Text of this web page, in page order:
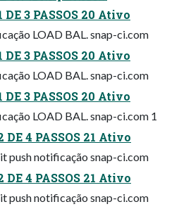
DE 3 PASSOS 20 Ativo
LOAD BAL. snap-ci.com
DE 3 PASSOS 20 Ativo
LOAD BAL. snap-ci.com
DE 3 PASSOS 20 Ativo
LOAD BAL. snap-ci.com 1
DE 4 PASSOS 21 Ativo
push notificação snap-ci.com
DE 4 PASSOS 21 Ativo
push notificação snap-ci.com